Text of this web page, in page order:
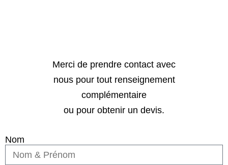
Merci de prendre contact avec
nous pour tout renseignement
complémentaire
ou pour obtenir un devis.
Nom